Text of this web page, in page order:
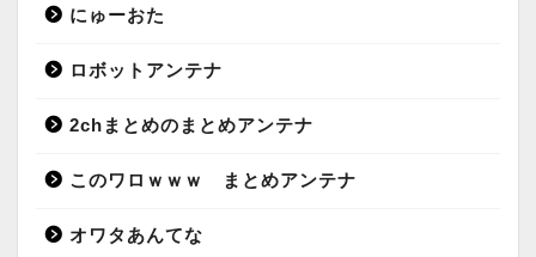
にゅーおた
ロボットアンテナ
2chまとめのまとめアンテナ
このワロｗｗｗ まとめアンテナ
オワタあんてな